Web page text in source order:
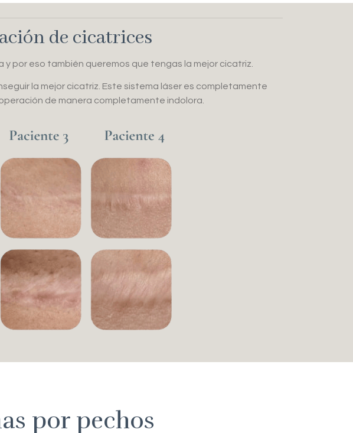
de cicatrices
por eso también queremos que tengas la mejor cicatriz.
la mejor cicatriz. Este sistema láser es completamente
de manera completamente indolora.
por pechos